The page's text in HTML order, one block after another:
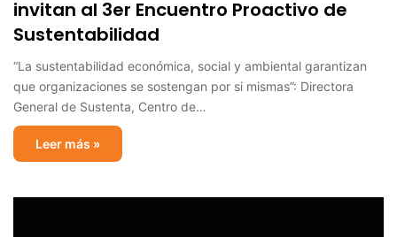
invitan al 3er Encuentro Proactivo de
Sustentabilidad
“La sustentabilidad económica, social y ambiental garantizan
que organizaciones se sostengan por si mismas”: Directora
General de Sustenta, Centro de…
Leer más »